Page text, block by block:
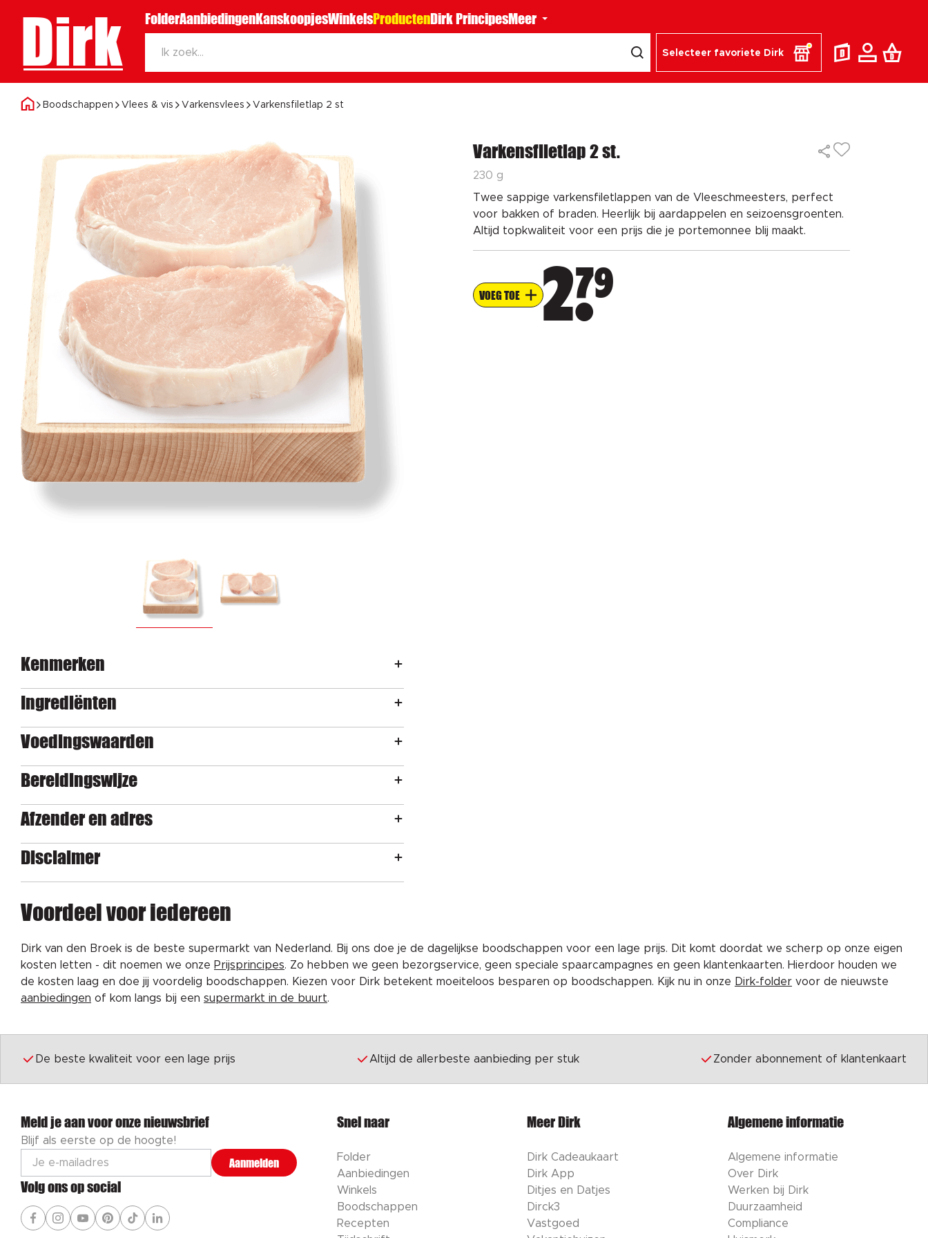
Dirk FolderAanbiedingenKanskoopjesWinkelsProductenDirk PrincipesMeer
Selecteer favoriete Dirk
Boodschappen Vlees & vis Varkensvlees Varkensfiletlap 2 st
Varkensfiletlap 2 st.
230 g
Twee sappige varkensfiletlappen van de Vleeschmeesters, perfect
voor bakken of braden. Heerlijk bij aardappelen en seizoensgroenten.
Altijd topkwaliteit voor een prijs die je portemonnee blij maakt.
VOEG TOE 279
Kenmerken
Ingrediënten
Voedingswaarden
Bereidingswijze
Afzender en adres
Disclaimer
Voordeel voor iedereen
Dirk van den Broek is de beste supermarkt van Nederland. Bij ons doe je de dagelijkse boodschappen voor een lage prijs. Dit komt doordat we scherp op onze eigen
kosten letten - dit noemen we onze Prijsprincipes. Zo hebben we geen bezorgservice, geen speciale spaarcampagnes en geen klantenkaarten. Hierdoor houden we
de kosten laag en doe jij voordelig boodschappen. Kiezen voor Dirk betekent moeiteloos besparen op boodschappen. Kijk nu in onze Dirk-folder voor de nieuwste
aanbiedingen of kom langs bij een supermarkt in de buurt.
De beste kwaliteit voor een lage prijs Altijd de allerbeste aanbieding per stuk Zonder abonnement of klantenkaart
Meld je aan voor onze nieuwsbrief
Blijf als eerste op de hoogte!
Aanmelden
Volg ons op social
Snel naar
Folder
Aanbiedingen
Winkels
Boodschappen
Recepten
Meer Dirk
Dirk Cadeaukaart
Dirk App
Ditjes en Datjes
Dirck3
Vastgoed
Algemene informatie
Algemene informatie
Over Dirk
Werken bij Dirk
Duurzaamheid
Compliance